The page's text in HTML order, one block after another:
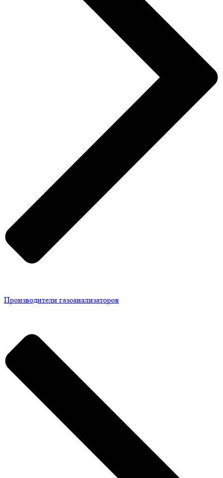
Производители газоанализаторов